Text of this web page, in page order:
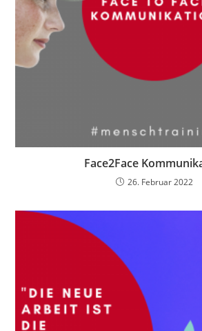
Face2Face
26. Februar 2022